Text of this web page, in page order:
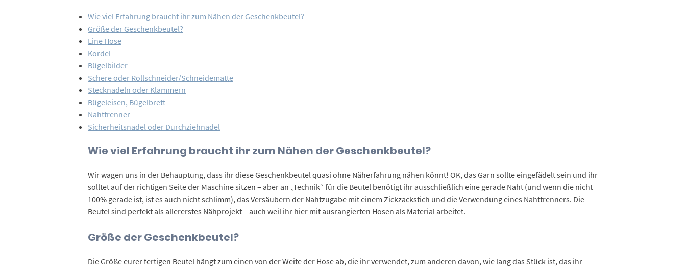
Wie viel Erfahrung braucht ihr zum Nähen der Geschenkbeutel?
Größe der Geschenkbeutel?
Eine Hose
Kordel
Bügelbilder
Schere oder Rollschneider/Schneidematte
Stecknadeln oder Klammern
Bügeleisen, Bügelbrett
Nahttrenner
Sicherheitsnadel oder Durchziehnadel
Wie viel Erfahrung braucht ihr zum Nähen der Geschenkbeutel?
Wir wagen uns in der Behauptung, dass ihr diese Geschenkbeutel quasi ohne Näherfahrung nähen könnt! OK, das Garn sollte eingefädelt sein und ihr
solltet auf der richtigen Seite der Maschine sitzen – aber an „Technik“ für die Beutel benötigt ihr ausschließlich eine gerade Naht (und wenn die nicht
100% gerade ist, ist es auch nicht schlimm), das Versäubern der Nahtzugabe mit einem Zickzackstich und die Verwendung eines Nahttrenners. Die
Beutel sind perfekt als allererstes Nähprojekt – auch weil ihr hier mit ausrangierten Hosen als Material arbeitet.
Größe der Geschenkbeutel?
Die Größe eurer fertigen Beutel hängt zum einen von der Weite der Hose ab, die ihr verwendet, zum anderen davon, wie lang das Stück ist, das ihr